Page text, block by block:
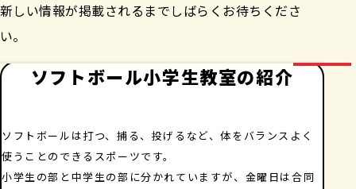
新しい情報が掲載されるまでしばらくお待ちくださ
い。
ソフトボール小学生教室の紹介
ソフトボールは打つ、捕る、投げるなど、体をバランスよく
使うことのできるスポーツです。
小学生の部と中学生の部に分かれていますが、金曜日は合同